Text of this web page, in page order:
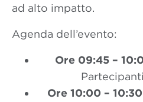
ad alto impatto.
Agenda dell’evento:
Ore 09:45 –
Ore 10:00 – 10:30